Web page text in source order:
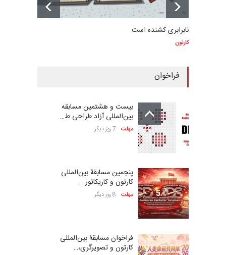
نابرابری کشنده است
کارتون
فراخوان
بیست و هشتمین مسابقه
بین‌المللی آزاد طراحی ط…
مهلت 7 روز دیگر
پنجمین مسابقۀ بین‌المللی
کارتون و کاریکاتور …
مهلت 8 روز دیگر
فراخوان مسابقۀ بین‌المللی
کارتون و تصویرگری،…